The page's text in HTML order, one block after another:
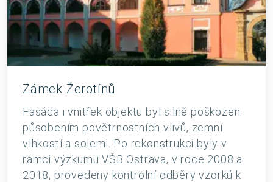
Zámek Žerotínů
Fasáda i vnitřek objektu byl silně poškozen
působením povětrnostních vlivů, zemní
vlhkostí a solemi. Po rekonstrukci byly v
rámci výzkumu VŠB Ostrava, v roce 2008 a
2018, provedeny kontrolní odběry vzorků k